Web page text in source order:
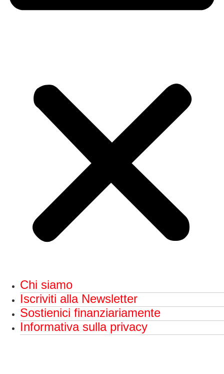
Chi siamo
Iscriviti alla Newsletter
Sostienici finanziariamente
Informativa sulla privacy